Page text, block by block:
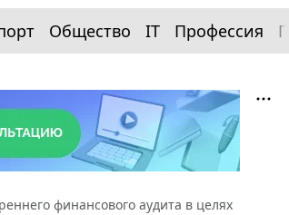
Общество IT Профессия
финансового аудита в целях